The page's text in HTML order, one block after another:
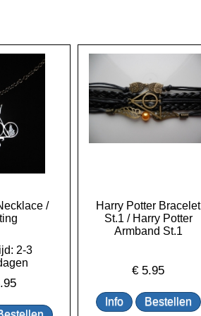
/
2-3
Harry Potter Bracelet
St.1 / Harry Potter
Armband St.1
€ 5.95